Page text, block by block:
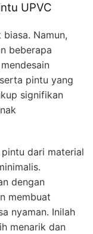
UPVC
Namun,
beberapa
pintu yang
signifikan
dari material
dengan
membuat
nyaman. Inilah
menarik dan